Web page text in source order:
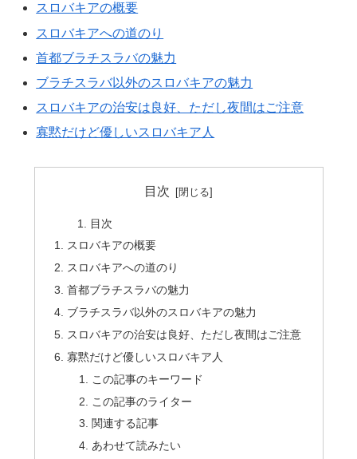
スロバキアの概要
スロバキアへの道のり
首都ブラチスラバの魅力
ブラチスラバ以外のスロバキアの魅力
スロバキアの治安は良好、ただし夜間はご注意
寡黙だけど優しいスロバキア人
目次
目次
スロバキアの概要
スロバキアへの道のり
首都ブラチスラバの魅力
ブラチスラバ以外のスロバキアの魅力
スロバキアの治安は良好、ただし夜間はご注意
寡黙だけど優しいスロバキア人
この記事のキーワード
この記事のライター
関連する記事
あわせて読みたい